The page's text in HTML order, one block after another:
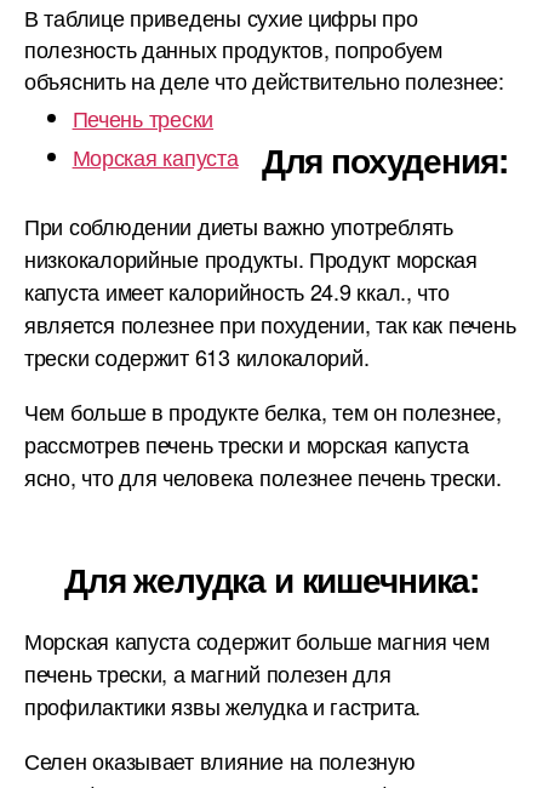
В таблице приведены сухие цифры про
полезность данных продуктов, попробуем
объяснить на деле что действительно полезнее:
Печень трески
Морская капуста
Для похудения:
При соблюдении диеты важно употреблять
низкокалорийные продукты. Продукт морская
капуста имеет калорийность 24.9 ккал., что
является полезнее при похудении, так как печень
трески содержит 613 килокалорий.
Чем больше в продукте белка, тем он полезнее,
рассмотрев печень трески и морская капуста
ясно, что для человека полезнее печень трески.
Для желудка и кишечника:
Морская капуста содержит больше магния чем
печень трески, а магний полезен для
профилактики язвы желудка и гастрита.
Селен оказывает влияние на полезную